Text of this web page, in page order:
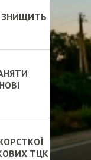
ЗНИЩИТЬ
ТЦК